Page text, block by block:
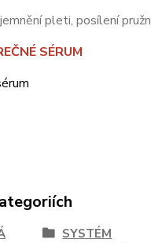
pleti, posílení
SÉRUM
SYSTÉM